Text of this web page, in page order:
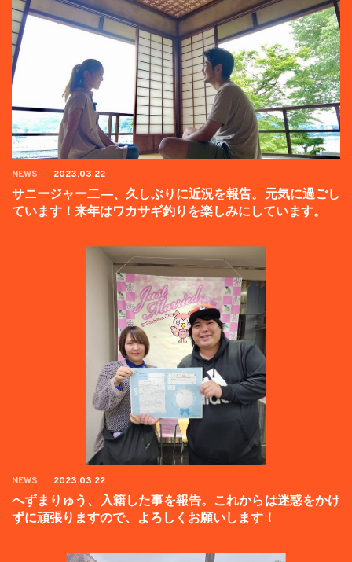
NEWS 2023.03.22
サニージャー二―、久しぶりに近況を報告。元気に過ごし
ています！来年はワカサギ釣りを楽しみにしています。
NEWS 2023.03.22
へずまりゅう、入籍した事を報告。これからは迷惑をかけ
ずに頑張りますので、よろしくお願いします！